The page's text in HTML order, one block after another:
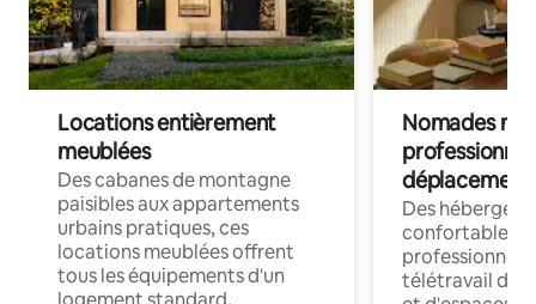
Locations entièrement
meublées
Des cabanes de montagne
paisibles aux appartements
urbains pratiques, ces
locations meublées offrent
tous les équipements d'un
Nomades
déplacement
Des
confortables
professionnels
télétravail